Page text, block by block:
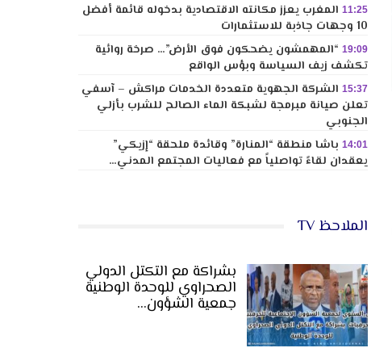
11:25 المغرب يعزز مكانته الاقتصادية بدخوله قائمة أفضل
10 وجهات جاذبة للاستثمارات
19:09 “المهمشون يضحكون فوق الأرض”… صرخة روائية
تكشف زيف السياسة وبؤس الواقع
15:37 الشركة الجهوية متعددة الخدمات مراكش – آسفي
تعلن صيانة مبرمجة لشبكة الماء الصالح للشرب بأزلي
الجنوبي
14:01 باشا منطقة “المنارة” وقائدة ملحقة “إزيكي”
يعقدان لقاءً تواصلياً مع فعاليات المجتمع المدني…
الملاحظ TV
بشراكة مع التكتل الدولي
الصحراوي للوحدة الوطنية
جمعية الشؤون…